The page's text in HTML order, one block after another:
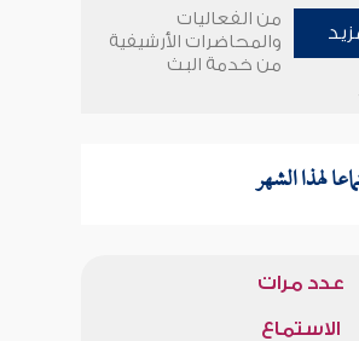
من الفعاليات
والمحاضرات الأرشيفية
من خدمة البث
لهذا الشهر
عدد مرات
الاستماع